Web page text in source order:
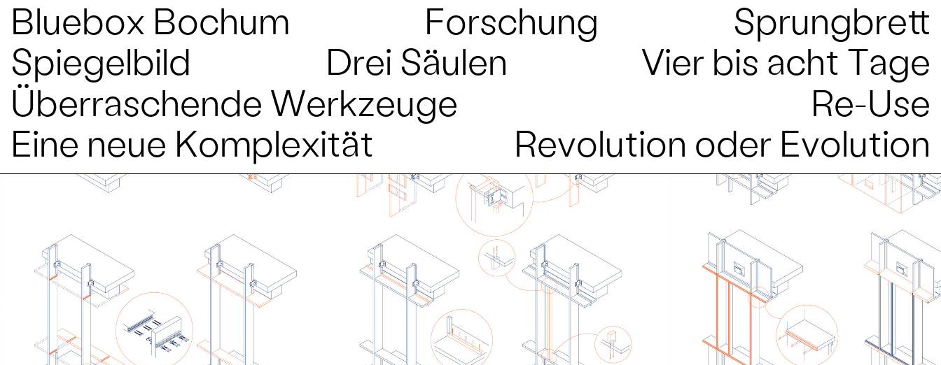
Bluebox Bochum Forschung
Sprungbrett
Spiegelbild
Drei Säulen
Vier bis acht Tage
Überraschende Werkzeuge
Re-Use
Eine neue Komplexität
Revolution oder Evolution